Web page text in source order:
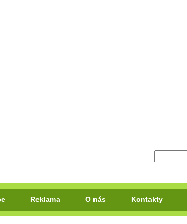
Reklama O nás Kontakty